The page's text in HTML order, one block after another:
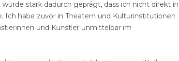
stark dadurch geprägt, dass ich nicht direkt in
Ich habe zuvor in Theatern und Kulturinstitutionen
und Künstler unmittelbar im